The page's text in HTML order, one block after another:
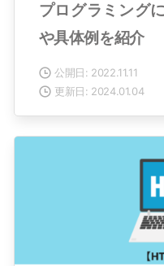
プログラミング
や具体例を紹介
公開日: 2022.11.11
更新日: 2024.01.04